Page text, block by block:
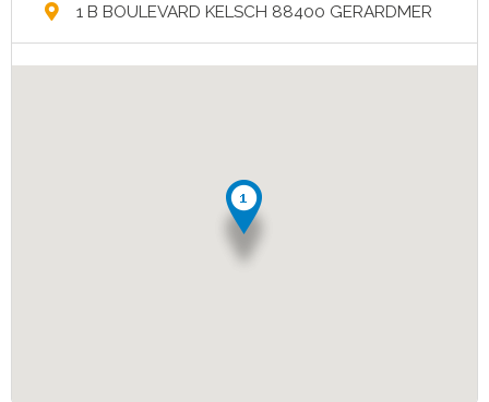
1 B BOULEVARD KELSCH 88400 GERARDMER